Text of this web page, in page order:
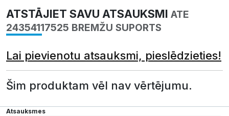
ATSTĀJIET SAVU ATSAUKSMI ATE
24354117525 BREMŽU SUPORTS
Lai pievienotu atsauksmi, pieslēdzieties!
Šim produktam vēl nav vērtējumu.
Atsauksmes